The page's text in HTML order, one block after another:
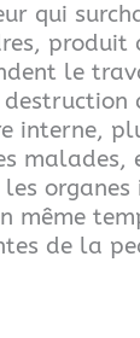
qui
produit
le
interne,
malades,
organes
même
de la